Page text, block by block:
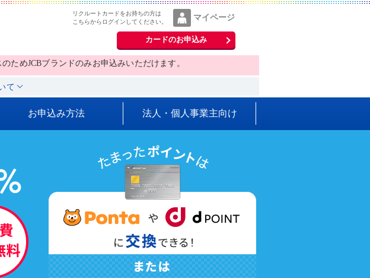
リクルートカードをお持ちの方は
こちらからログインしてください。
マイページ
カードのお申込み
ためJCBブランドのみお申込みいただけます。
て
お申込み方法 法人・個人事業主向け